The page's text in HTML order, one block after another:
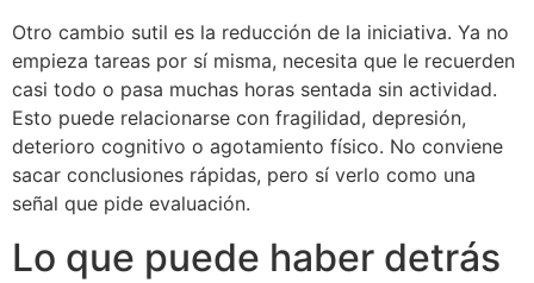
Otro cambio sutil es la reducción de la iniciativa. Ya no
empieza tareas por sí misma, necesita que le recuerden
casi todo o pasa muchas horas sentada sin actividad.
Esto puede relacionarse con fragilidad, depresión,
deterioro cognitivo o agotamiento físico. No conviene
sacar conclusiones rápidas, pero sí verlo como una
señal que pide evaluación.
Lo que puede haber detrás